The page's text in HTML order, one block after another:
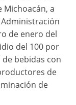
Michoacán, a
Administración
de enero del
del 100 por
bebidas con
de
de